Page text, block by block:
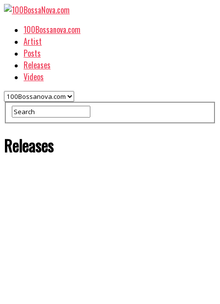
100Bossanova.com
Artist
Posts
Releases
Videos
Releases